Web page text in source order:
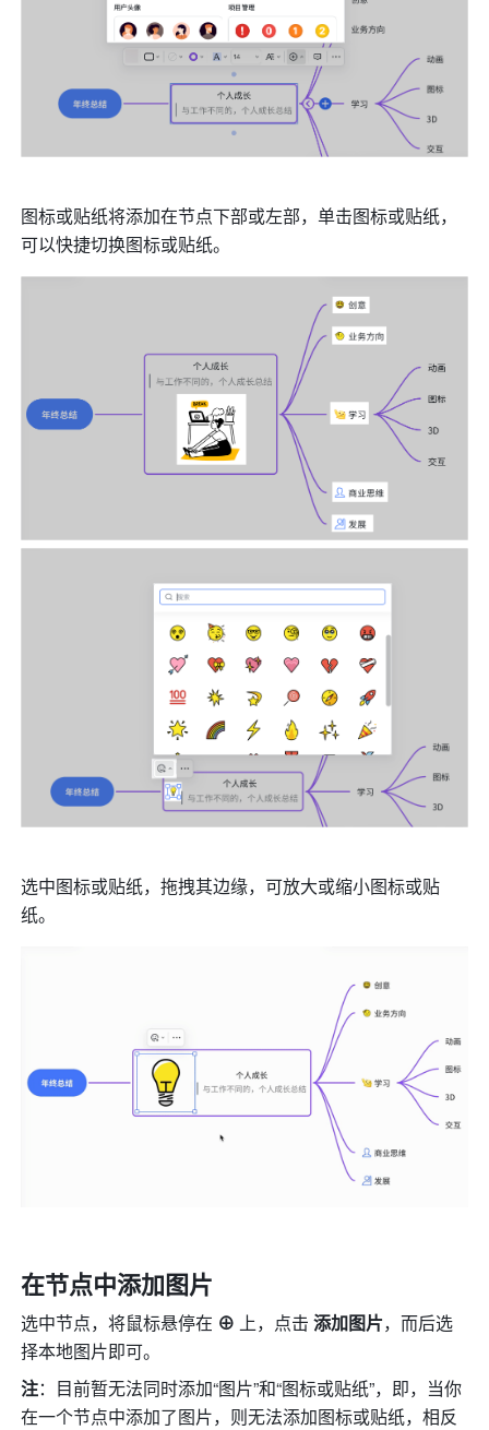
图标或贴纸将添加在节点下部或左部，单击图标或贴纸，
可以快捷切换图标或贴纸。
选中图标或贴纸，拖拽其边缘，可放大或缩小图标或贴
纸。
在节点中添加图片
选中节点，将鼠标悬停在 ⊕ 上，点击 添加图片，而后选
择本地图片即可。
注：目前暂无法同时添加“图片”和“图标或贴纸”，即，当你
在一个节点中添加了图片，则无法添加图标或贴纸，相反